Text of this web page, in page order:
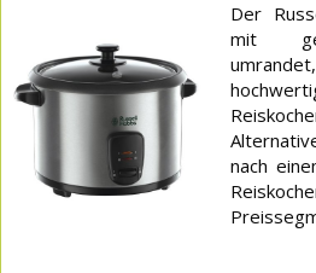
Der
mit
nach